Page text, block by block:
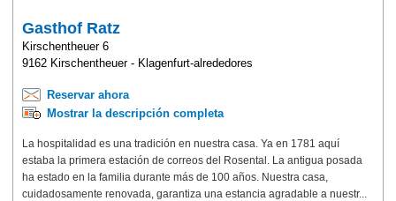
Gasthof Ratz
Kirschentheuer 6
9162 Kirschentheuer - Klagenfurt-alrededores
Reservar ahora
Mostrar la descripción completa
La hospitalidad es una tradición en nuestra casa. Ya en 1781 aquí
estaba la primera estación de correos del Rosental. La antigua posada
ha estado en la familia durante más de 100 años. Nuestra casa,
cuidadosamente renovada, garantiza una estancia agradable a nuestr...